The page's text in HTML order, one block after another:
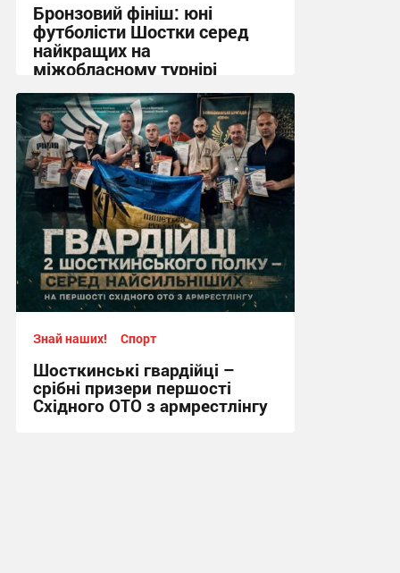
Бронзовий фініш: юні
футболісти Шостки серед
найкращих на
міжобласному турнірі
11:57, 4.08.2026
Знай наших! Спорт
Шосткинські гвардійці –
срібні призери першості
Східного ОТО з армрестлінгу